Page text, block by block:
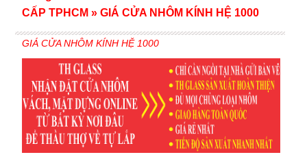
GIÁ CỬA NHÔM KÍNH HỆ 1000
CẤP TPHCM » GIÁ CỬA NHÔM KÍNH HỆ 1000